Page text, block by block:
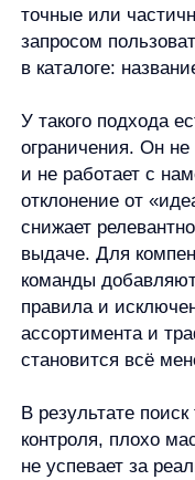
системной
к поисковым
AI-поиск работает по
Вместо поиска точных
намерение
релевантные товары из
За счёт машинного
поведенческих
понимает опечатки
учитывает
близость запросов;
анализирует, какие
реально выбирают
Поиск перестаёт быть
и превращается в
Даже если запрос